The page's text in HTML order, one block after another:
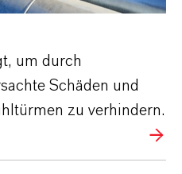
um durch
Schäden und
zu verhindern.